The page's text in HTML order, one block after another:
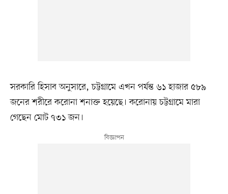
সরকারি হিসাব অনুসারে, চট্টগ্রামে এখন পর্যন্ত ৬১ হাজার ৫৮৯
জনের শরীরে করোনা শনাক্ত হয়েছে। করোনায় চট্টগ্রামে মারা
গেছেন মোট ৭৩১ জন।